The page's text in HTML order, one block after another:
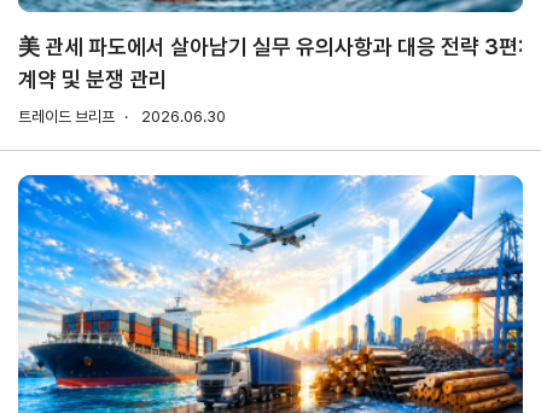
서체
마이페이지
홈
KITA
.net
서비스
신청내역
KITA
멤버
십
무역
아카
데미
자사
정보
관리
회원
정보
관리
美 관세 파도에서 살아남기 실무 유의사항과 대응 전략 3편:
계약 및 분쟁 관리
트레이드 브리프 2026.06.30